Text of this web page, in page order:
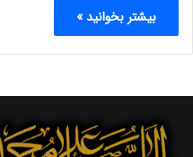
بیشتر بخوانید »